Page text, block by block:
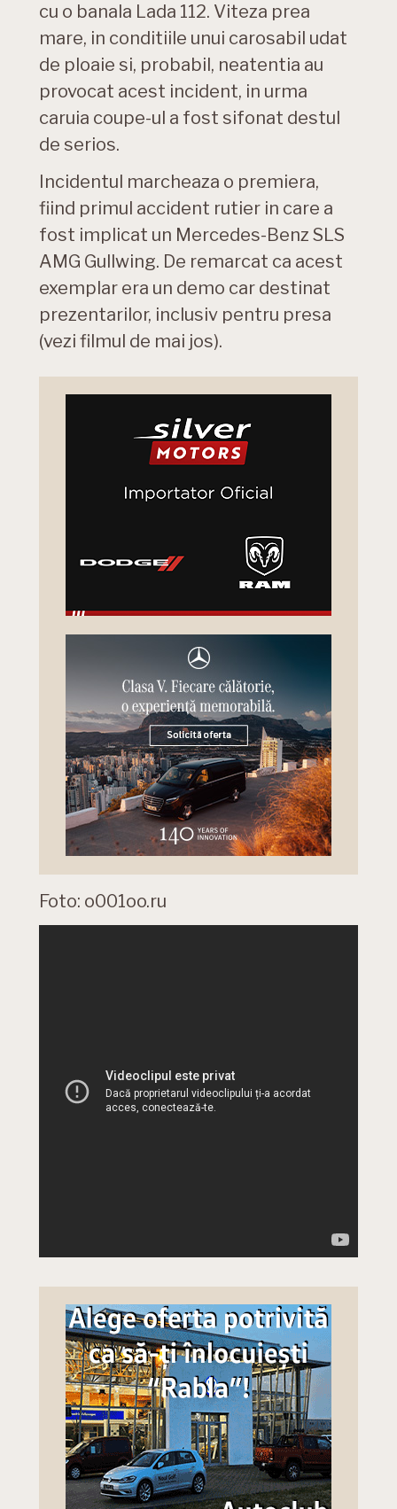
cu o banala Lada 112. Viteza prea
mare, in conditiile unui carosabil udat
de ploaie si, probabil, neatentia au
provocat acest incident, in urma
caruia coupe-ul a fost sifonat destul
de serios.
Incidentul marcheaza o premiera,
fiind primul accident rutier in care a
fost implicat un Mercedes-Benz SLS
AMG Gullwing. De remarcat ca acest
exemplar era un demo car destinat
prezentarilor, inclusiv pentru presa
(vezi filmul de mai jos).
Foto: o001oo.ru